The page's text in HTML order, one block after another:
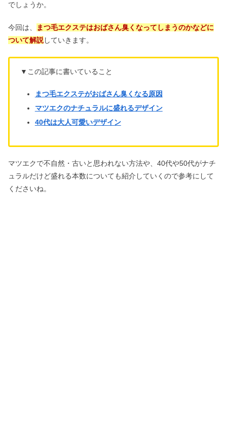
でしょうか。
今回は、
まつ毛エクステはおばさん臭くなってしまうのかなどに
ついて解説していきます。
▼この記事に書いていること
まつ毛エクステがおばさん臭くなる原因
マツエクのナチュラルに盛れるデザイン
40代は大人可愛いデザイン
マツエクで不自然・古いと思われない方法や、40代や50代がナチ
ュラルだけど盛れる本数についても紹介していくので参考にして
くださいね。